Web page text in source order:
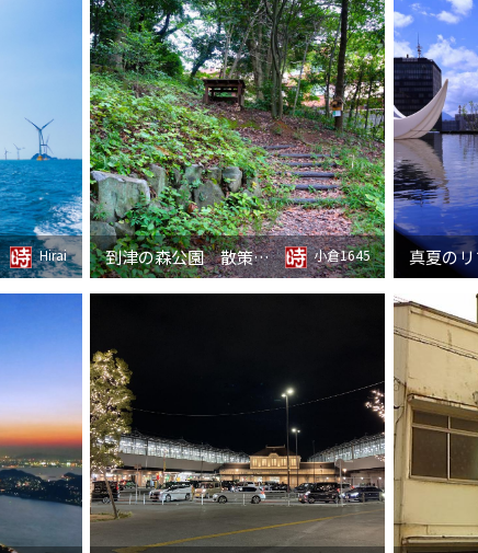
Hirai 到津の森公園 散策の径 小倉1645 真夏の